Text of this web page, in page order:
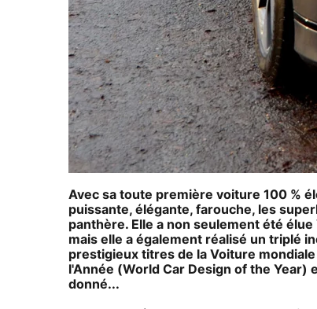
Avec sa toute première voiture 100 %
puissante, élégante, farouche, les
panthère. Elle a non seulement été
mais elle a également réalisé un triplé
prestigieux titres de la Voiture
l'Année (World Car Design of the
donné...